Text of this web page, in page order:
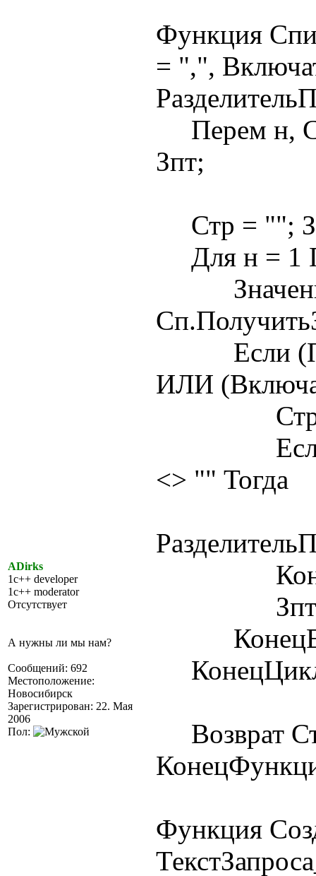
ADirks
1c++ developer
1c++ moderator
Отсутствует
А нужны ли мы нам?
Сообщений: 692
Местоположение:
Новосибирск
Зарегистрирован: 22. Мая
2006
Пол:
Функция
= ",",
Перем н,
Зпт;
Стр = "";
Для н = 1
Если
ИЛИ
Стр =
Если
<> "" Тогда
Зпт =
Возврат
Функция